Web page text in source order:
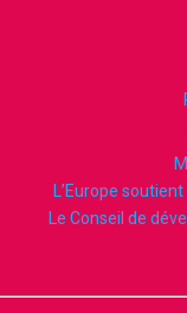
L’Europe
Le Conseil de